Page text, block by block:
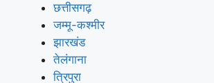
छत्तीसगढ़
जम्मू-कश्मीर
झारखंड
तेलंगाना
त्रिपुरा